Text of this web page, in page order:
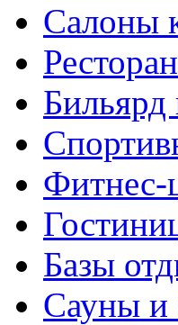
Салоны
Бильярд
Фитнес-
Базы
Сауны и